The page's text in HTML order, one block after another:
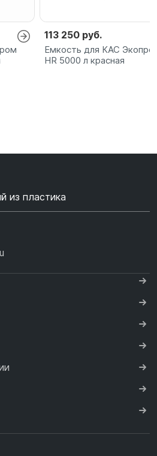
113 250 руб.
Емкость для КАС
HR 5000 л красная
из пластика